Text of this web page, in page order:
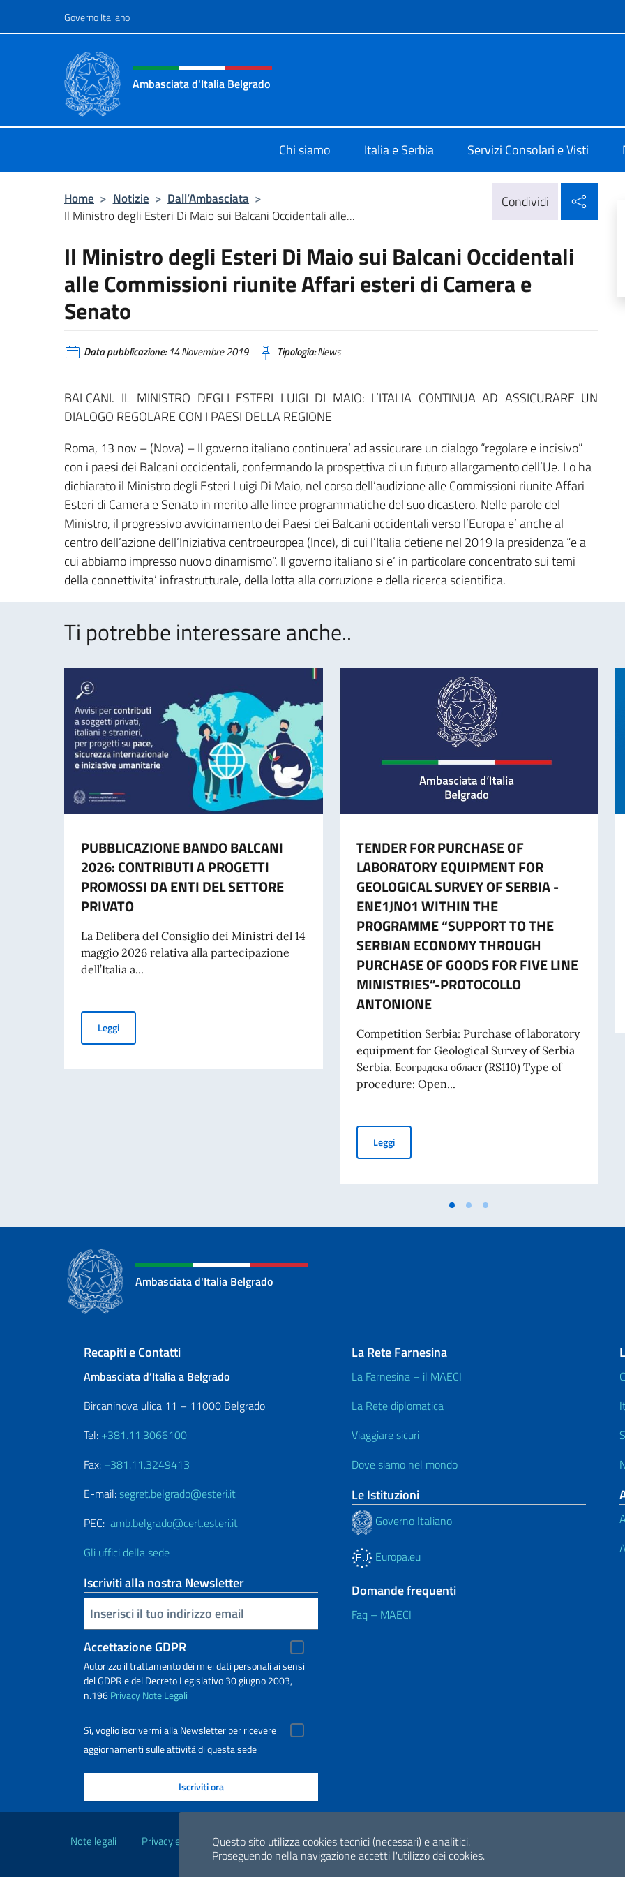
Questo sito utilizza cookies tecnici (necessari) e analitici.
Proseguendo nella navigazione accetti l'utilizzo dei cookies.
Governo Italiano
Intestazione sito, social e menù
Ambasciata d'Italia Belgrado
Chi siamo Italia e Serbia Servizi Consolari e Visti
Home > Notizie > Dall’Ambasciata >
Il Ministro degli Esteri Di Maio sui Balcani Occidentali alle...
Condividi
Il Ministro degli Esteri Di Maio sui Balcani Occidentali
alle Commissioni riunite Affari esteri di Camera e
Senato
Data pubblicazione:14 Novembre 2019 Tipologia:News
BALCANI. IL MINISTRO DEGLI ESTERI LUIGI DI MAIO: L’ITALIA CONTINUA AD ASSICURARE UN
DIALOGO REGOLARE CON I PAESI DELLA REGIONE
Roma, 13 nov – (Nova) – Il governo italiano continuera’ ad assicurare un dialogo “regolare e incisivo”
con i paesi dei Balcani occidentali, confermando la prospettiva di un futuro allargamento dell’Ue. Lo ha
dichiarato il Ministro degli Esteri Luigi Di Maio, nel corso dell’audizione alle Commissioni riunite Affari
Esteri di Camera e Senato in merito alle linee programmatiche del suo dicastero. Nelle parole del
Ministro, il progressivo avvicinamento dei Paesi dei Balcani occidentali verso l’Europa e’ anche al
centro dell’azione dell’Iniziativa centroeuropea (Ince), di cui l’Italia detiene nel 2019 la presidenza “e a
cui abbiamo impresso nuovo dinamismo”. Il governo italiano si e’ in particolare concentrato sui temi
della connettivita’ infrastrutturale, della lotta alla corruzione e della ricerca scientifica.
Ti potrebbe interessare anche..
PUBBLICAZIONE BANDO BALCANI
2026: CONTRIBUTI A PROGETTI
PROMOSSI DA ENTI DEL SETTORE
PRIVATO
La Delibera del Consiglio dei Ministri del 14
maggio 2026 relativa alla partecipazione
dell’Italia a...
LeggiPUBBLICAZIONE BANDO BALCANI 2026: CONTRIBUTI A PROGETTI PROMOSSI DA ENTI DEL SETTORE PRIVATO
TENDER FOR PURCHASE OF
LABORATORY EQUIPMENT FOR
GEOLOGICAL SURVEY OF SERBIA -
ENE1JN01 WITHIN THE
PROGRAMME “SUPPORT TO THE
SERBIAN ECONOMY THROUGH
PURCHASE OF GOODS FOR FIVE LINE
MINISTRIES”-PROTOCOLLO
ANTONIONE
Competition Serbia: Purchase of laboratory
equipment for Geological Survey of Serbia
Serbia, Београдска област (RS110) Type of
procedure: Open...
LeggiTENDER FOR PURCHASE OF LABORATORY
Ambasciata d'Italia Belgrado
Sezione footer
Recapiti e Contatti
Ambasciata d’Italia a Belgrado
Bircaninova ulica 11 – 11000 Belgrado
Tel: +381.11.3066100
Fax: +381.11.3249413
E-mail:segret.belgrado@esteri.it
PEC: amb.belgrado@cert.esteri.it
Gli uffici della sede
Iscriviti alla nostra Newsletter
Inserisci la tua email
Accettazione GDPR
Autorizzo il trattamento dei miei dati personali ai sensi
del GDPR e del Decreto Legislativo 30 giugno 2003,
n.196PrivacyNote Legali
Sì, voglio iscrivermi alla Newsletter per ricevere
aggiornamenti sulle attività di questa sede
La Rete Farnesina
La Farnesina – il MAECI
La Rete diplomatica
Viaggiare sicuri
Dove siamo nel mondo
Le Istituzioni
Governo Italiano
Europa.eu
Domande frequenti
Faq – MAECI
Note legali Privacy e cookie policy Dichiarazione di accessibilità
2026 Copyright